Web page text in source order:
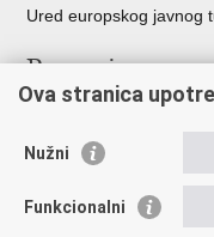
Ured europskog javnog
Poveznice
Državno odvjetništvo
Ured za suzbijanje
Državnoodvjetničko
Ova stranica
Nužni
Funkcionalni